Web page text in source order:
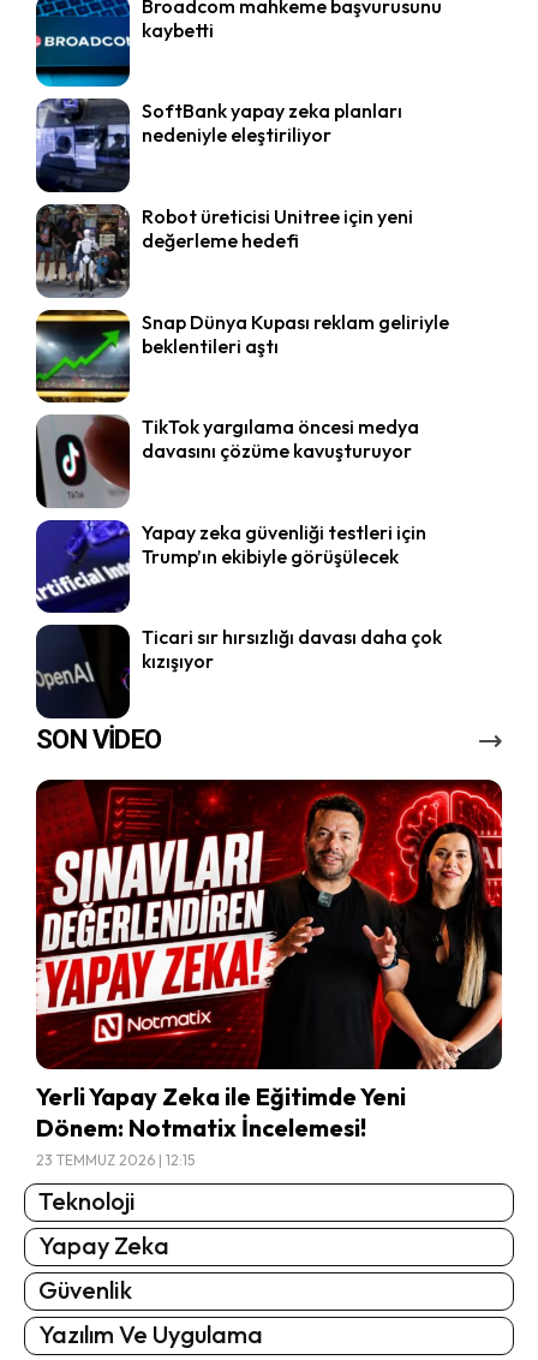
Broadcom mahkeme başvurusunu
kaybetti
SoftBank yapay zeka planları
nedeniyle eleştiriliyor
Robot üreticisi Unitree için yeni
değerleme hedefi
Snap Dünya Kupası reklam geliriyle
beklentileri aştı
TikTok yargılama öncesi medya
davasını çözüme kavuşturuyor
Yapay zeka güvenliği testleri için
Trump’ın ekibiyle görüşülecek
Ticari sır hırsızlığı davası daha çok
kızışıyor
SON VİDEO
Yerli Yapay Zeka ile Eğitimde Yeni
Dönem: Notmatix İncelemesi!
23 TEMMUZ 2026 | 12:15
Teknoloji
Yapay Zeka
Güvenlik
Yazılım Ve Uygulama